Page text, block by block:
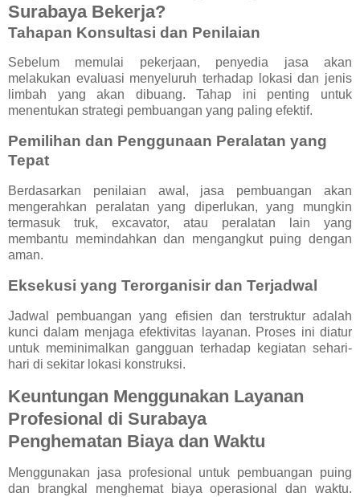
Surabaya Bekerja?
Tahapan Konsultasi dan Penilaian
Sebelum memulai pekerjaan, penyedia jasa akan
melakukan evaluasi menyeluruh terhadap lokasi dan jenis
limbah yang akan dibuang. Tahap ini penting untuk
menentukan strategi pembuangan yang paling efektif.
Pemilihan dan Penggunaan Peralatan yang
Tepat
Berdasarkan penilaian awal, jasa pembuangan akan
mengerahkan peralatan yang diperlukan, yang mungkin
termasuk truk, excavator, atau peralatan lain yang
membantu memindahkan dan mengangkut puing dengan
aman.
Eksekusi yang Terorganisir dan Terjadwal
Jadwal pembuangan yang efisien dan terstruktur adalah
kunci dalam menjaga efektivitas layanan. Proses ini diatur
untuk meminimalkan gangguan terhadap kegiatan sehari-
hari di sekitar lokasi konstruksi.
Keuntungan Menggunakan Layanan
Profesional di Surabaya
Penghematan Biaya dan Waktu
Menggunakan jasa profesional untuk pembuangan puing
dan brangkal menghemat biaya operasional dan waktu.